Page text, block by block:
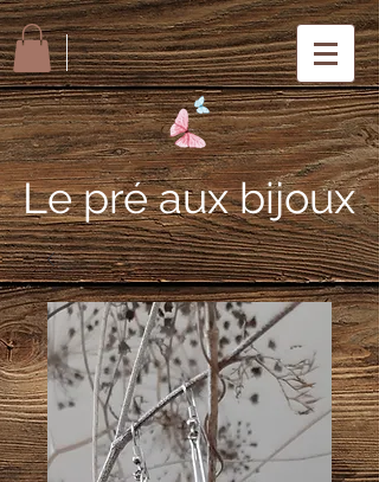
Le pré aux bijoux